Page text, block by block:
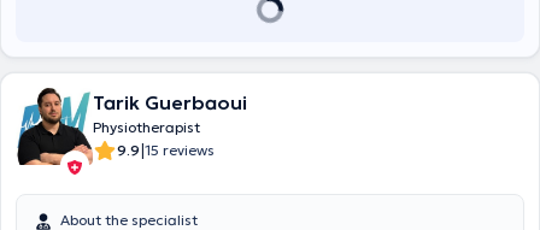
Tarik Guerbaoui
Physiotherapist
9.9|15 reviews
About the specialist